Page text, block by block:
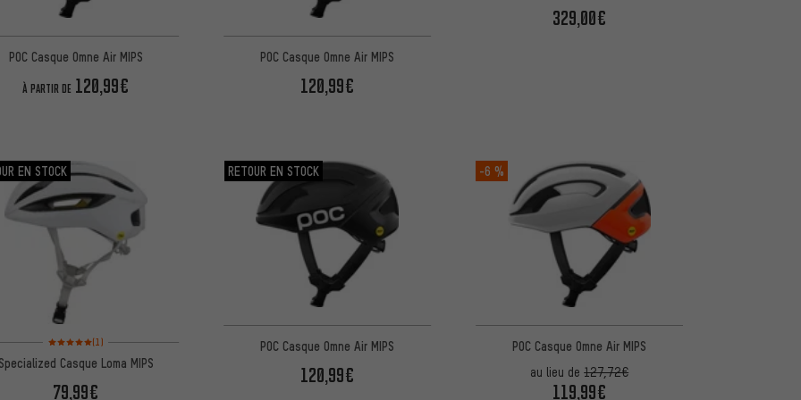
POC Casque Omne Air MIPS
À PARTIR DE 120,99€
POC Casque Omne Air MIPS
120,99€
329,00€
EN STOCK
Note moyenne : 5 sur 5 d'après 1 avis
(1)
Casque Loma MIPS
79,99€
RETOUR EN STOCK
POC Casque Omne Air MIPS
120,99€
-6 %
POC Casque Omne Air MIPS
au lieu de127,72€
119,99€